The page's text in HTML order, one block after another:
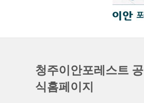
청주이안포레스트 공
식홈페이지